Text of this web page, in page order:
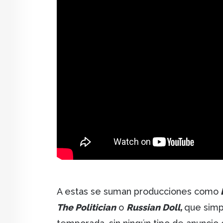
A estas se suman producciones como
The Politiciano Russian Doll, que